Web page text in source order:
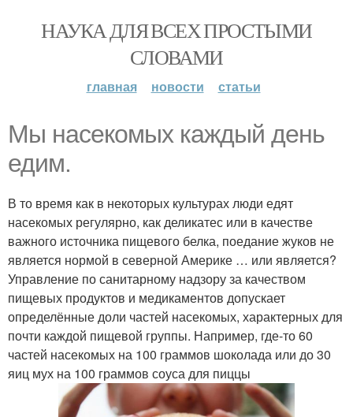
НАУКА ДЛЯ ВСЕХ ПРОСТЫМИ
СЛОВАМИ
главная новости статьи
Мы насекомых каждый день
едим.
В то время как в некоторых культурах люди едят
насекомых регулярно, как деликатес или в качестве
важного источника пищевого белка, поедание жуков не
является нормой в северной Америке … или является?
Управление по санитарному надзору за качеством
пищевых продуктов и медикаментов допускает
определённые доли частей насекомых, характерных для
почти каждой пищевой группы. Например, где-то 60
частей насекомых на 100 граммов шоколада или до 30
яиц мух на 100 граммов соуса для пиццы